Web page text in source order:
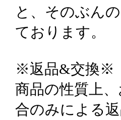
と、そのぶん
ております。
※返品&交換※
商品の性質上
合のみによる